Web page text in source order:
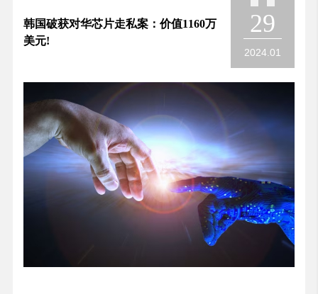
韩国破获对华芯片走私案：价值1160万
美元!
29
2024.01